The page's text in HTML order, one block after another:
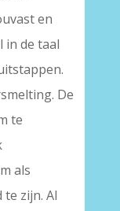
en
in de taal
De
te
als
zijn. Al